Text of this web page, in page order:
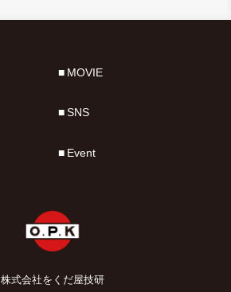
株式会社をくだ屋技研
MOVIE
SNS
Event